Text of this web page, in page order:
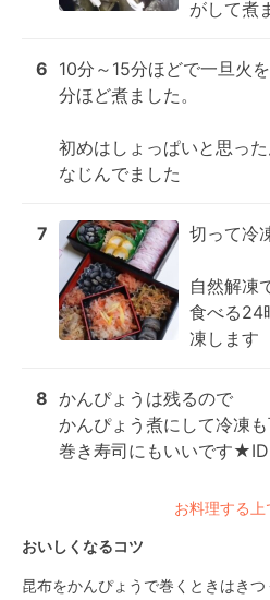
がして煮
6 10分～15分ほどで一旦火
分ほど煮ました。
初めはしょっぱいと思っ
なじんでました
7 切って冷
自然解凍
食べる24
凍します
8 かんぴょうは残るので
かんぴょう煮にして冷凍
巻き寿司にもいいです
お料理する
おいしくなるコツ
昆布をかんぴょうで巻くときはきつ